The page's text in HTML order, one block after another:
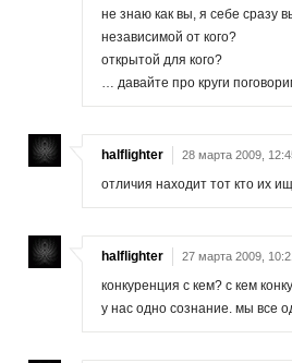
не знаю как вы, я себе сразу
независимой от кого?
открытой для кого?
… давайте про круги
halflighter 28 марта 2009,
отличия находит тот кто их
halflighter 27 марта 2009,
конкуренция с кем? с кем
у нас одно сознание. мы все